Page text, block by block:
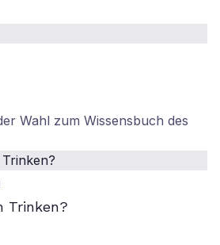
Wahl zum Wissensbuch des
Trinken?